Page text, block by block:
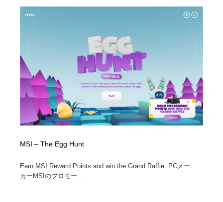
MSI – The Egg Hunt
Earn MSI Reward Points and win the Grand Raffle. PCメー
カーMSIのプロモー...